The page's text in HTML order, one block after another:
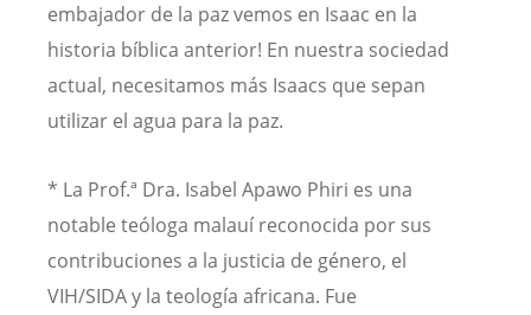
embajador de la paz vemos en Isaac en la
historia bíblica anterior! En nuestra sociedad
actual, necesitamos más Isaacs que sepan
utilizar el agua para la paz.
* La Prof.ª Dra. Isabel Apawo Phiri es una
notable teóloga malauí reconocida por sus
contribuciones a la justicia de género, el
VIH/SIDA y la teología africana. Fue